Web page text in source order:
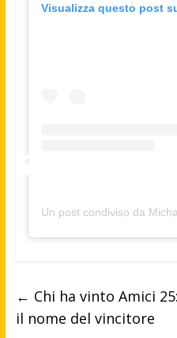
Visualizza questo post
Un post condiviso da Michael
← Chi ha vinto Amici
il nome del vincitore